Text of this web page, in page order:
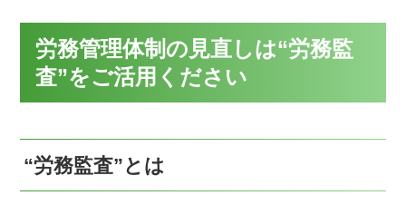
労務管理体制の見直しは“労務監
査”をご活用ください
“労務監査”とは